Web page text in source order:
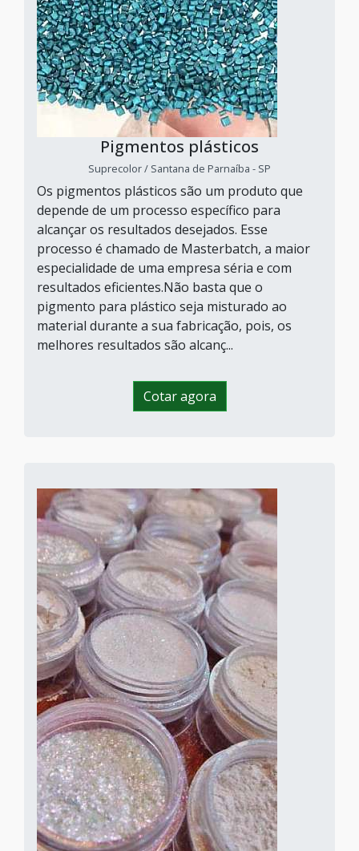
Pigmentos plásticos
Suprecolor / Santana de Parnaíba - SP
Os pigmentos plásticos são um produto que
depende de um processo específico para
alcançar os resultados desejados. Esse
processo é chamado de Masterbatch, a maior
especialidade de uma empresa séria e com
resultados eficientes.Não basta que o
pigmento para plástico seja misturado ao
material durante a sua fabricação, pois, os
melhores resultados são alcanç...
Cotar agora